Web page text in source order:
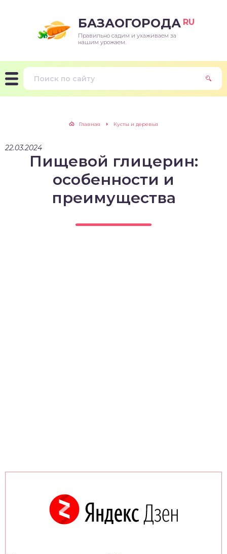
БАЗАОГОРОДА RU
Правильно садим и ухаживаем за
нашим урожаем.
Главная Кусты и деревья
22.03.2024
Пищевой глицерин:
особенности и
преимущества